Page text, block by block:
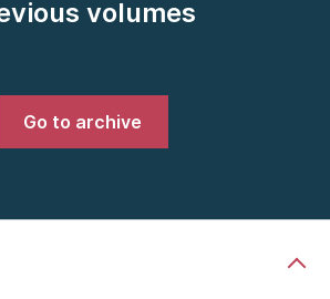
volumes
Go to archive